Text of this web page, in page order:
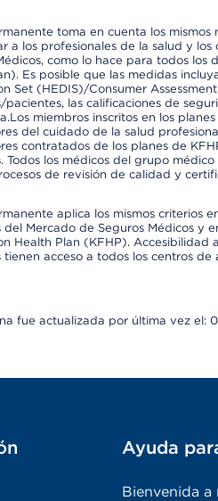
toma en cuenta los
a los profesionales de la salud y
como lo hace para todos
Es posible que las medidas
Set (HEDIS)/Consumer
pacientes, las calificaciones de
miembros inscritos en los
del cuidado de la salud
contratados de los planes de
Todos los médicos del grupo
de revisión de calidad y
aplica los mismos criterios
del Mercado de Seguros Médicos y
Health Plan (KFHP). Accesibilidad
tienen acceso a todos los centros
fue actualizada por última vez el:
Ayuda
Bienvenida a